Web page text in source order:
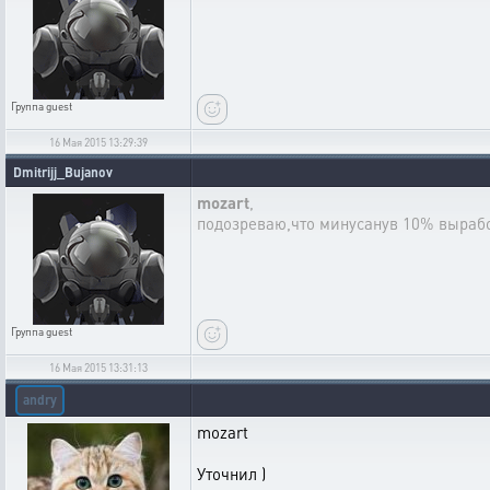
Группаguest
16 Мая 2015 13:29:39
Dmitrijj_Bujanov
Группаguest
mozart,
подозреваю,что минусанув 10%
16 Мая 2015 13:31:13
andry
mozart
Уточнил )